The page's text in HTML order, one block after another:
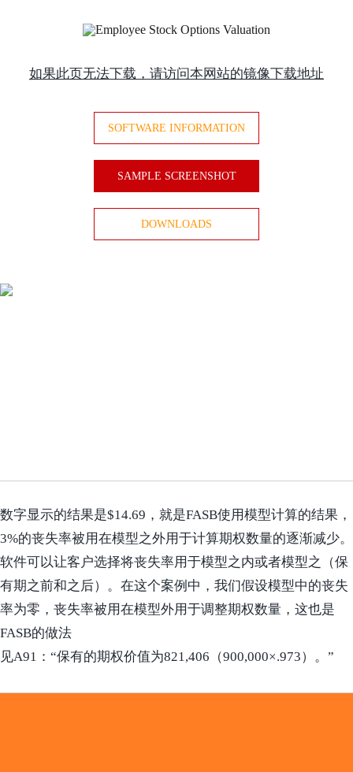
如果此页无法下载，请访问本网站的镜像下载地址
SOFTWARE INFORMATION
SAMPLE SCREENSHOT
DOWNLOADS
数字显示的结果是$14.69，就是FASB使用模型计算的结果，
3%的丧失率被用在模型之外用于计算期权数量的逐渐减少。
软件可以让客户选择将丧失率用于模型之内或者模型之（保
有期之前和之后）。在这个案例中，我们假设模型中的丧失
率为零，丧失率被用在模型外用于调整期权数量，这也是
FASB的做法
见A91：“保有的期权价值为821,406（900,000×.973）。”